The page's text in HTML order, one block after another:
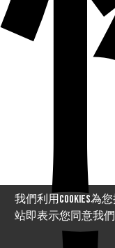
我們利用cookies為
站即表示您同意我們